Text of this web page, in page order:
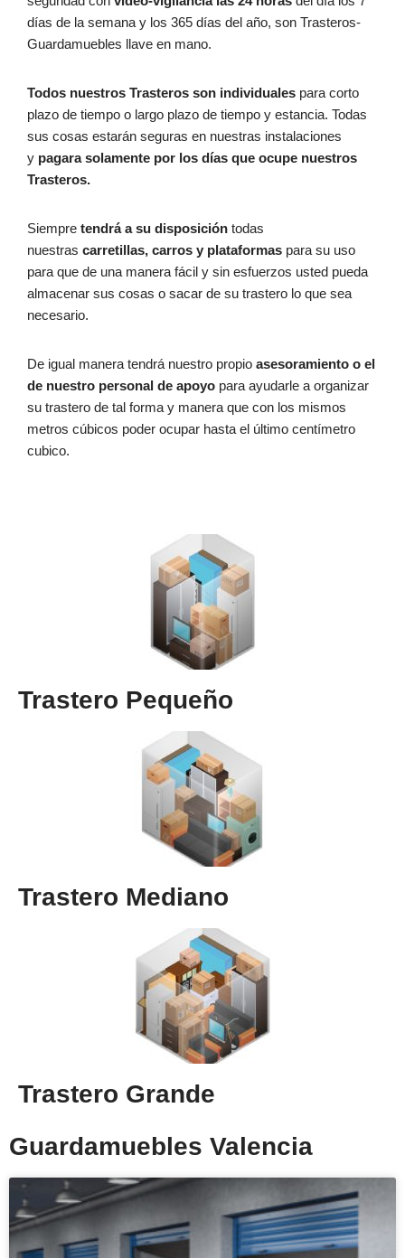
días de la semana y los 365 días del año, son Trasteros-
Guardamuebles llave en mano.
Todos nuestros Trasteros son individuales para corto
plazo de tiempo o largo plazo de tiempo y estancia. Todas
sus cosas estarán seguras en nuestras instalaciones
y pagara solamente por los días que ocupe nuestros
Trasteros.
Siempre tendrá a su disposición todas
nuestras carretillas, carros y plataformas para su uso
para que de una manera fácil y sin esfuerzos usted pueda
almacenar sus cosas o sacar de su trastero lo que sea
necesario.
De igual manera tendrá nuestro propio asesoramiento o el
de nuestro personal de apoyo para ayudarle a organizar
su trastero de tal forma y manera que con los mismos
metros cúbicos poder ocupar hasta el último centímetro
cubico.
Trastero Pequeño
Trastero Mediano
Trastero Grande
Guardamuebles Valencia